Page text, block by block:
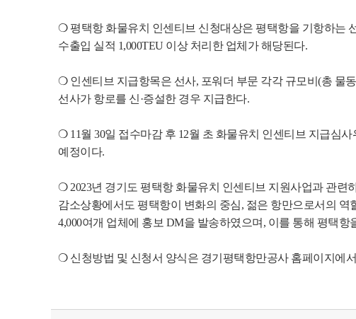
❍ 평택항 화물유치 인센티브 신청대상은 평택항을 기항하는
수출입 실적 1,000TEU 이상 처리한 업체가 해당된다.
❍ 인센티브 지급항목은 선사, 포워더 부문 각각 규모비(총 물
선사가 항로를 신·증설한 경우 지급한다.
❍ 11월 30일 접수마감 후 12월 초 화물유치 인센티브 지급심
예정이다.
❍ 2023년 경기도 평택항 화물유치 인센티브 지원사업과 관련
감소상황에서도 평택항이 변화의 중심, 젊은 항만으로서의
4,000여개 업체에 홍보 DM을 발송하였으며, 이를 통해 평택
❍ 신청방법 및 신청서 양식은 경기평택항만공사 홈페이지에